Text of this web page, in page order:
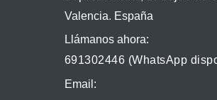
Valencia. España
Llámanos ahora:
691302446 (WhatsApp
Email: